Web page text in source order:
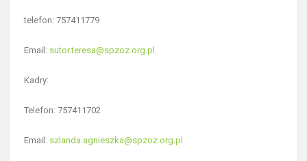
telefon: 757411779
Email: sutor.teresa@spzoz.org.pl
Kadry:
Telefon: 757411702
Email: szlanda.agnieszka@spzoz.org.pl